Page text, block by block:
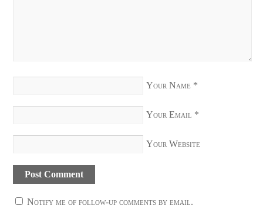
Your Name *
Your Email *
Your Website
Notify me of follow-up comments by email.